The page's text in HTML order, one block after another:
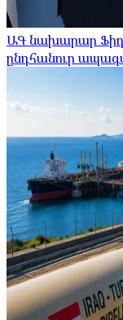
ԱԳ նախարար
ընդհանուր